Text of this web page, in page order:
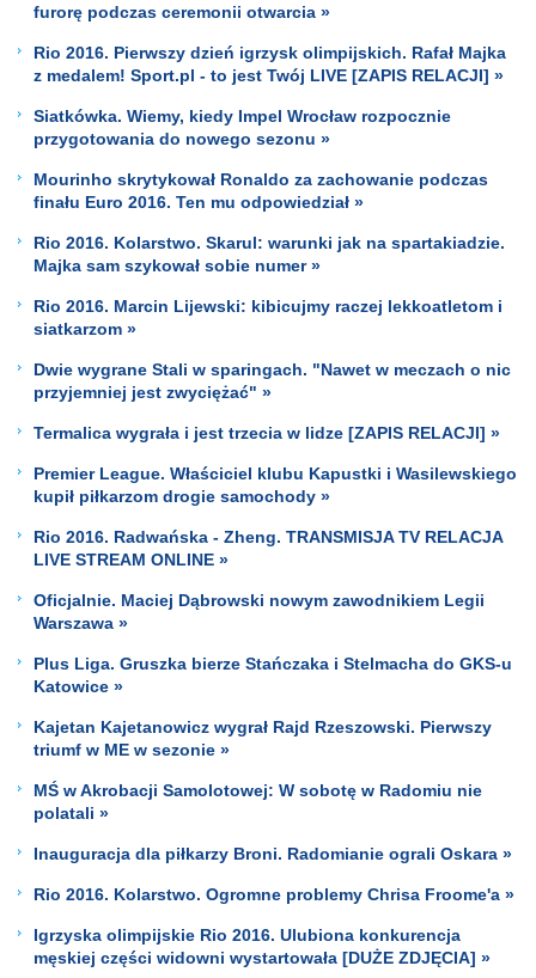
furorę podczas ceremonii otwarcia »
Rio 2016. Pierwszy dzień igrzysk olimpijskich. Rafał Majka
z medalem! Sport.pl - to jest Twój LIVE [ZAPIS RELACJI] »
Siatkówka. Wiemy, kiedy Impel Wrocław rozpocznie
przygotowania do nowego sezonu »
Mourinho skrytykował Ronaldo za zachowanie podczas
finału Euro 2016. Ten mu odpowiedział »
Rio 2016. Kolarstwo. Skarul: warunki jak na spartakiadzie.
Majka sam szykował sobie numer »
Rio 2016. Marcin Lijewski: kibicujmy raczej lekkoatletom i
siatkarzom »
Dwie wygrane Stali w sparingach. "Nawet w meczach o nic
przyjemniej jest zwyciężać" »
Termalica wygrała i jest trzecia w lidze [ZAPIS RELACJI] »
Premier League. Właściciel klubu Kapustki i Wasilewskiego
kupił piłkarzom drogie samochody »
Rio 2016. Radwańska - Zheng. TRANSMISJA TV RELACJA
LIVE STREAM ONLINE »
Oficjalnie. Maciej Dąbrowski nowym zawodnikiem Legii
Warszawa »
Plus Liga. Gruszka bierze Stańczaka i Stelmacha do GKS-u
Katowice »
Kajetan Kajetanowicz wygrał Rajd Rzeszowski. Pierwszy
triumf w ME w sezonie »
MŚ w Akrobacji Samolotowej: W sobotę w Radomiu nie
polatali »
Inauguracja dla piłkarzy Broni. Radomianie ograli Oskara »
Rio 2016. Kolarstwo. Ogromne problemy Chrisa Froome'a »
Igrzyska olimpijskie Rio 2016. Ulubiona konkurencja
męskiej części widowni wystartowała [DUŻE ZDJĘCIA] »